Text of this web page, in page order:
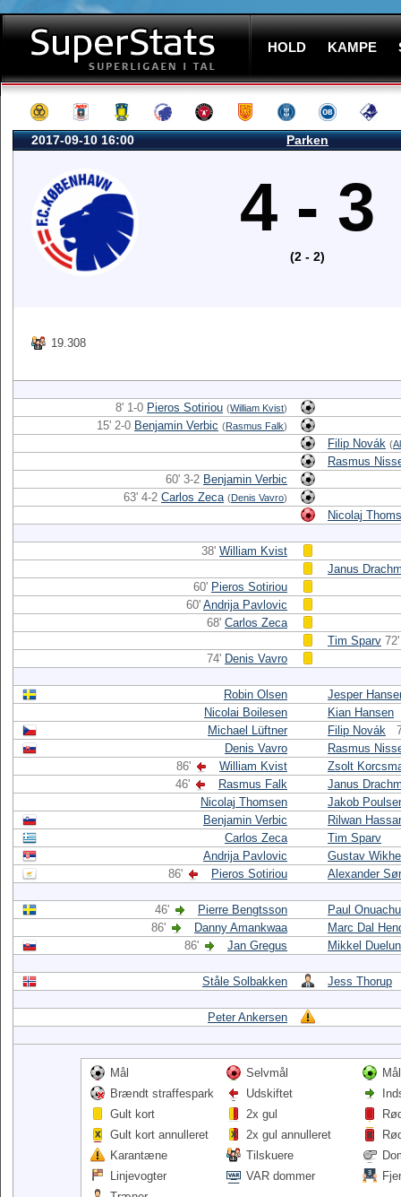
HOLD KAMPE
2017-09-10 16:00 Parken
4 - 3
(2 - 2)
19.308
8' 1-0 Pieros Sotiriou (William Kvist)
15' 2-0 Benjamin Verbic (Rasmus Falk)
Filip Novák (
Rasmus
60' 3-2 Benjamin Verbic
63' 4-2 Carlos Zeca (Denis Vavro)
Nicolaj
38' William Kvist
Janus
60' Pieros Sotiriou
60' Andrija Pavlovic
68' Carlos Zeca
Tim Sparv 72'
74' Denis Vavro
Robin Olsen
Jesper
Nicolai Boilesen
Kian Hansen
Michael Lüftner
Filip Novák
Denis Vavro
Rasmus
86'
William Kvist
Zsolt
46'
Rasmus Falk
Janus
Nicolaj Thomsen
Jakob
Benjamin Verbic
Rilwan
Carlos Zeca
Tim Sparv
Andrija Pavlovic
Gustav
86'
Pieros Sotiriou Alexander
46' Pierre Bengtsson
Paul Onuachu
86'
Danny Amankwaa
Marc Dal
86'
Jan Gregus Mikkel
Ståle Solbakken Jess Thorup
Peter Ankersen
Mål Selvmål
Brændt straffespark
Udskiftet
Gult kort
2x gul
Gult kort annulleret
2x gul annulleret
Karantæne
Tilskuere
Linjevogter
VAR dommer